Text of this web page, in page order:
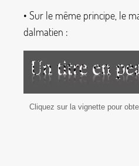
• Sur le même principe, le
dalmatien :
Cliquez sur la vignette pour